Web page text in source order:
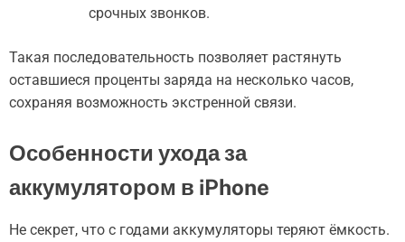
срочных звонков.
Такая последовательность позволяет растянуть
оставшиеся проценты заряда на несколько часов,
сохраняя возможность экстренной связи.
Особенности ухода за
аккумулятором в iPhone
Не секрет, что с годами аккумуляторы теряют ёмкость.